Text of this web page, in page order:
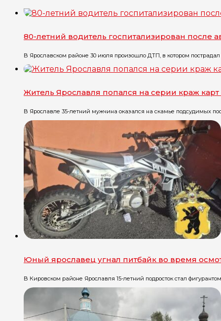
80-летний водитель госпитализирован после
В Ярославском районе 30 июля произошло ДТП, в котором
Житель Ярославля попался на серии краж карт
В Ярославле 35-летний мужчина оказался на скамье подсудимых
Юный ярославец угнал питбайк во время
В Кировском районе Ярославля 15-летний подросток стал фигурантом